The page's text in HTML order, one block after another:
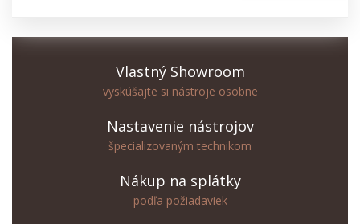
Vlastný Showroom
vyskúšajte si nástroje osobne
Nastavenie nástrojov
špecializovaným technikom
Nákup na splátky
podľa požiadaviek